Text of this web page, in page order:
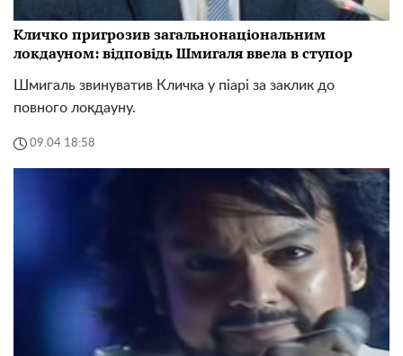
Кличко пригрозив загальнонаціональним
локдауном: відповідь Шмигаля ввела в ступор
Шмигаль звинуватив Кличка у піарі за заклик до
повного локдауну.
09.04 18:58